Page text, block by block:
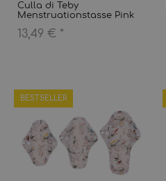
Culla di Teby
Menstruationstasse Pink
13,49 € *
BESTSELLER